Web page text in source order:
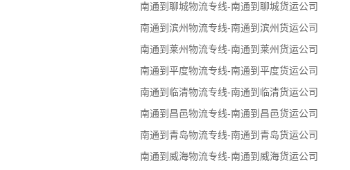
南通到聊城物流专线-南通到聊城货运公司
南通到滨州物流专线-南通到滨州货运公司
南通到莱州物流专线-南通到莱州货运公司
南通到平度物流专线-南通到平度货运公司
南通到临清物流专线-南通到临清货运公司
南通到昌邑物流专线-南通到昌邑货运公司
南通到青岛物流专线-南通到青岛货运公司
南通到威海物流专线-南通到威海货运公司